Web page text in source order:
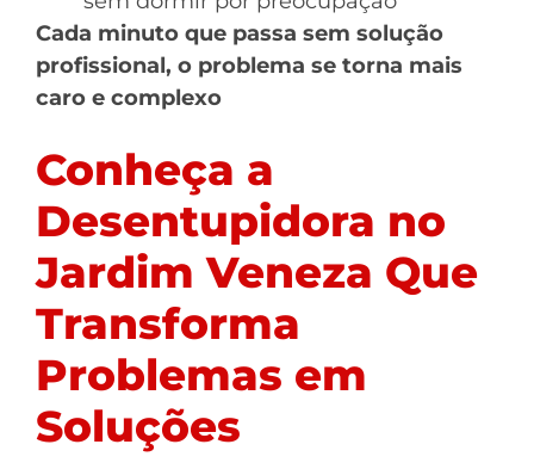
Cada minuto que passa sem solução
profissional, o problema se torna mais
caro e complexo
Conheça a
Desentupidora no
Jardim Veneza Que
Transforma
Problemas em
Soluções